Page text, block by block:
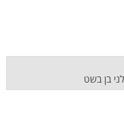
בן בשט